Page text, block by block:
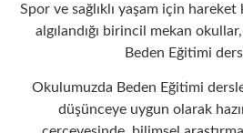
Spor ve sağlıklı yaşam için hareket
algılandığı birincil mekan
Beden Eğitimi
Okulumuzda Beden Eğitimi
düşünceye uygun olarak